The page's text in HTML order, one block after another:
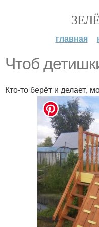
главная
Чтоб
Кто-то берёт и делает,